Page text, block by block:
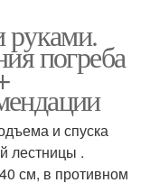
руками.
погреба
и спуска
лестницы .
см, в противном